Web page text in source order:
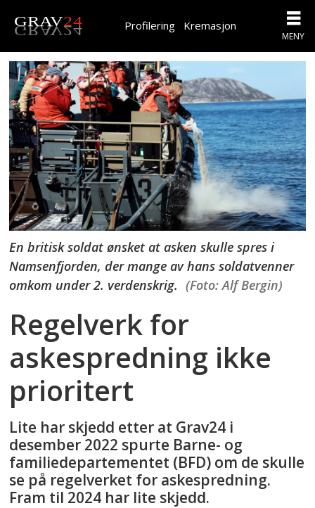
Profilering Kremasjon
En britisk soldat ønsket at asken skulle spres i
Namsenfjorden, der mange av hans soldatvenner
omkom under 2. verdenskrig. (Foto: Alf Bergin)
Regelverk for
askespredning ikke
prioritert
Lite har skjedd etter at Grav24 i
desember 2022 spurte Barne- og
familiedepartementet (BFD) om de skulle
se på regelverket for askespredning.
Fram til 2024 har lite skjedd.